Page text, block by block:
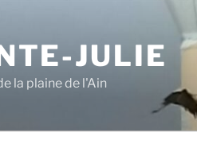
JULIE
la plaine de l'Ain